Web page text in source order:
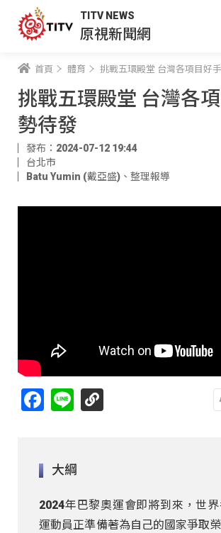
TITV NEWS
原視新聞網
首頁 體育 挑戰五環殿堂 台灣各項目好
挑戰五環殿堂 台灣各
勢待發
發布：2024-07-12 19:44
台北市
Batu Yumin (戴亞盛) 、 整理報導
Facebook
Line
大綱
2024年巴黎奧運會即將到來，世
運動員正準備著為自己的國家爭取榮